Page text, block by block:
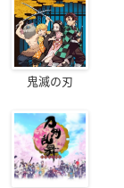
鬼滅の刃